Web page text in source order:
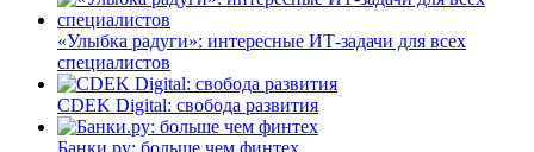
«Улыбка радуги»: интересные ИТ-задачи для всех
специалистов
CDEK Digital: свобода развития
Банки.ру: больше чем финтех